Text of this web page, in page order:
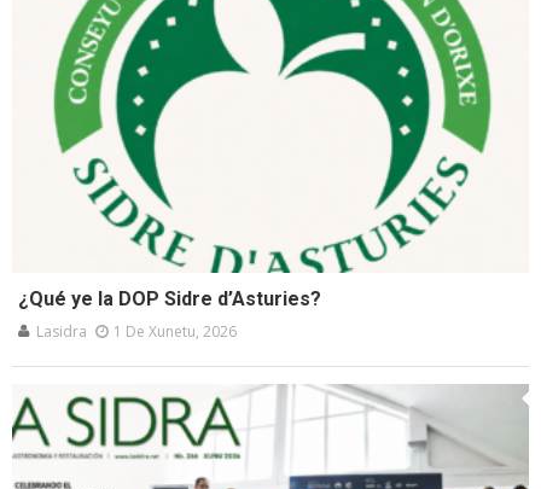
¿Qué ye la DOP Sidre d’Asturies?
Lasidra 1 De Xunetu, 2026